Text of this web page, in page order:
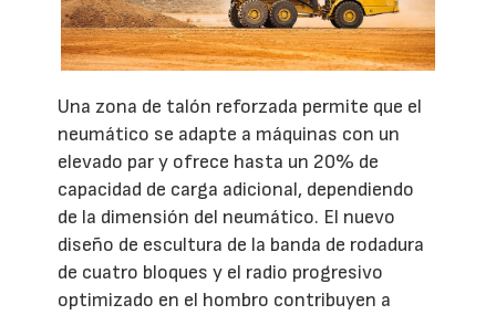
Una zona de talón reforzada permite que el
neumático se adapte a máquinas con un
elevado par y ofrece hasta un 20% de
capacidad de carga adicional, dependiendo
de la dimensión del neumático. El nuevo
diseño de escultura de la banda de rodadura
de cuatro bloques y el radio progresivo
optimizado en el hombro contribuyen a